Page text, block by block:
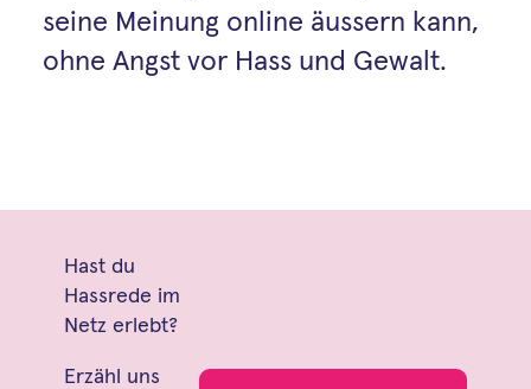
seine Meinung online äussern kann,
ohne Angst vor Hass und Gewalt.
Hast du
Hassrede im
Netz erlebt?
Erzähl uns